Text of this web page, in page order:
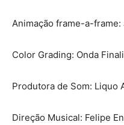
Animação frame-a-
Color Grading: Onda
Produtora de Som: Liquo
Direção Musical: Felipe